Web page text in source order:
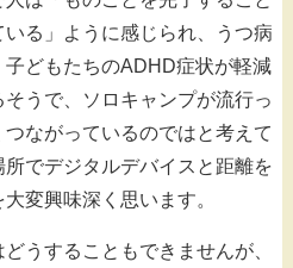
る」ように感じられ、うつ病
どもたちのADHD症状が軽減
うで、ソロキャンプが流行っ
ながっているのではと考えて
でデジタルデバイスと距離を
変興味深く思います。
うすることもできませんが、